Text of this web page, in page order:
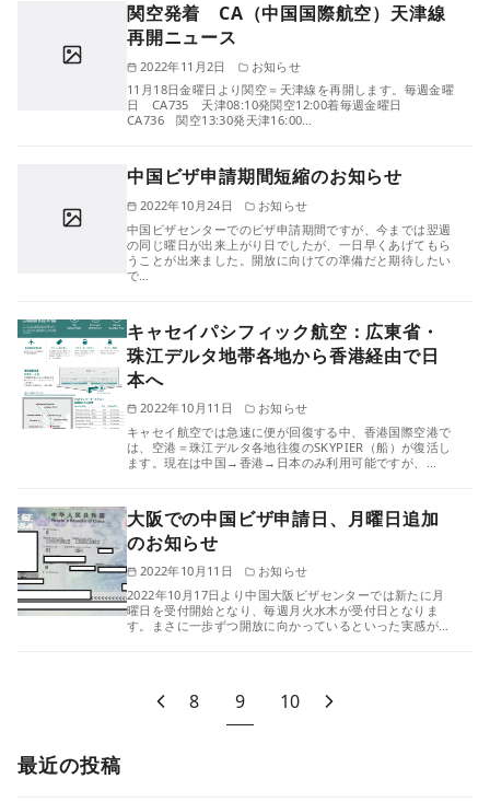
関空発着 CA（中国国際航空）天津線
再開ニュース
2022年11月2日
お知らせ
11月18日金曜日より関空＝天津線を再開します。毎週金曜
日 CA735 天津08:10発関空12:00着毎週金曜日
CA736 関空13:30発天津16:00…
中国ビザ申請期間短縮のお知らせ
2022年10月24日
お知らせ
中国ビザセンターでのビザ申請期間ですが、今までは翌週
の同じ曜日が出来上がり日でしたが、一日早くあげてもら
うことが出来ました。開放に向けての準備だと期待したい
で…
キャセイパシフィック航空：広東省・
珠江デルタ地帯各地から香港経由で日
本へ
2022年10月11日
お知らせ
キャセイ航空では急速に便が回復する中、香港国際空港で
は、空港＝珠江デルタ各地往復のSKYPIER（船）が復活し
ます。現在は中国→香港→日本のみ利用可能ですが、…
大阪での中国ビザ申請日、月曜日追加
のお知らせ
2022年10月11日
お知らせ
2022年10月17日より中国大阪ビザセンターでは新たに月
曜日を受付開始となり、毎週月火水木が受付日となりま
す。まさに一歩ずつ開放に向かっているといった実感が…
8 9 10
最近の投稿